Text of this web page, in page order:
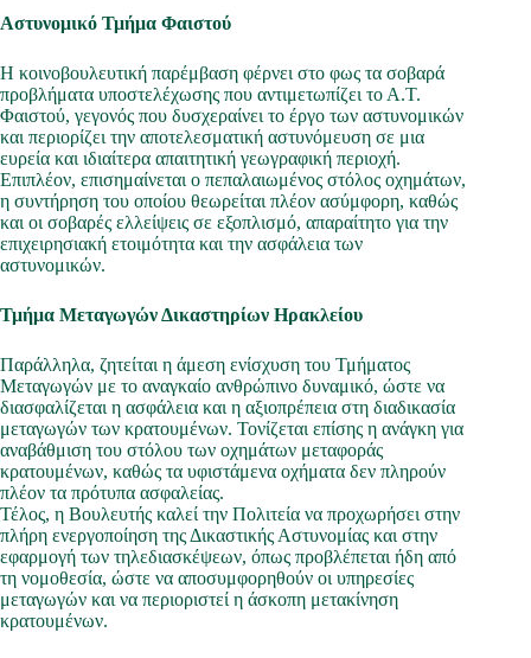
Αστυνομικό Τμήμα Φαιστού
Η κοινοβουλευτική παρέμβαση φέρνει στο φως τα σοβαρά
προβλήματα υποστελέχωσης που αντιμετωπίζει το Α.Τ.
Φαιστού, γεγονός που δυσχεραίνει το έργο των αστυνομικών
και περιορίζει την αποτελεσματική αστυνόμευση σε μια
ευρεία και ιδιαίτερα απαιτητική γεωγραφική περιοχή.
Επιπλέον, επισημαίνεται ο πεπαλαιωμένος στόλος οχημάτων,
η συντήρηση του οποίου θεωρείται πλέον ασύμφορη, καθώς
και οι σοβαρές ελλείψεις σε εξοπλισμό, απαραίτητο για την
επιχειρησιακή ετοιμότητα και την ασφάλεια των
αστυνομικών.
Τμήμα Μεταγωγών Δικαστηρίων Ηρακλείου
Παράλληλα, ζητείται η άμεση ενίσχυση του Τμήματος
Μεταγωγών με το αναγκαίο ανθρώπινο δυναμικό, ώστε να
διασφαλίζεται η ασφάλεια και η αξιοπρέπεια στη διαδικασία
μεταγωγών των κρατουμένων. Τονίζεται επίσης η ανάγκη για
αναβάθμιση του στόλου των οχημάτων μεταφοράς
κρατουμένων, καθώς τα υφιστάμενα οχήματα δεν πληρούν
πλέον τα πρότυπα ασφαλείας.
Τέλος, η Βουλευτής καλεί την Πολιτεία να προχωρήσει στην
πλήρη ενεργοποίηση της Δικαστικής Αστυνομίας και στην
εφαρμογή των τηλεδιασκέψεων, όπως προβλέπεται ήδη από
τη νομοθεσία, ώστε να αποσυμφορηθούν οι υπηρεσίες
μεταγωγών και να περιοριστεί η άσκοπη μετακίνηση
κρατουμένων.